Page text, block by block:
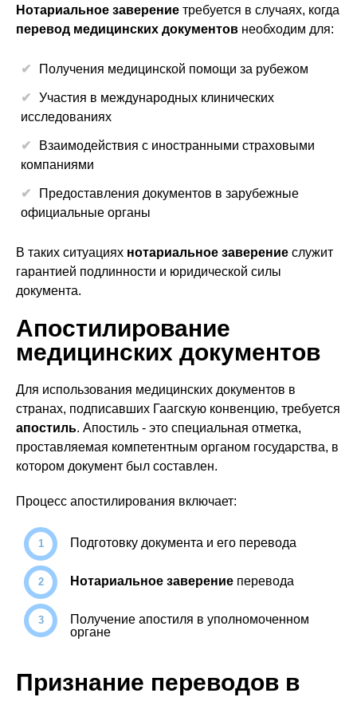
Нотариальное заверение требуется в случаях, когда
перевод медицинских документов необходим для:
Получения медицинской помощи за рубежом
Участия в международных клинических
исследованиях
Взаимодействия с иностранными страховыми
компаниями
Предоставления документов в зарубежные
официальные органы
В таких ситуациях нотариальное заверение служит
гарантией подлинности и юридической силы
документа.
Апостилирование
медицинских документов
Для использования медицинских документов в
странах, подписавших Гаагскую конвенцию, требуется
апостиль. Апостиль - это специальная отметка,
проставляемая компетентным органом государства, в
котором документ был составлен.
Процесс апостилирования включает:
Подготовку документа и его перевода
Нотариальное заверение перевода
Получение апостиля в уполномоченном
органе
Признание переводов в